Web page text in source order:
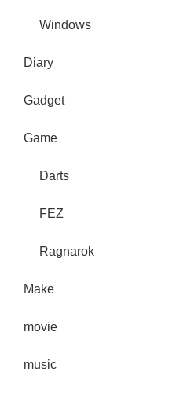
Windows
Diary
Gadget
Game
Darts
FEZ
Ragnarok
Make
movie
music